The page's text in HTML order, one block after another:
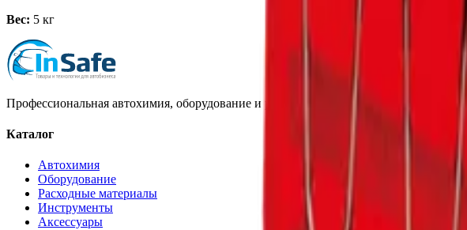
Вес: 5 кг
Профессиональная автохимия, оборудование и расходные материалы для детейлинга.
Каталог
Автохимия
Оборудование
Расходные материалы
Инструменты
Аксессуары